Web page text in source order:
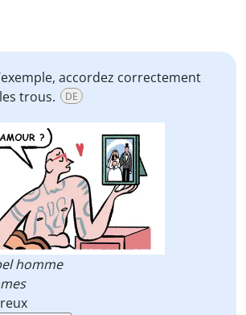
accordez correctement
trous.
DE
homme